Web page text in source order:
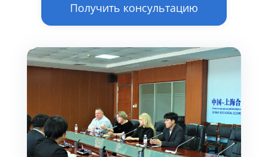
Получить консультацию